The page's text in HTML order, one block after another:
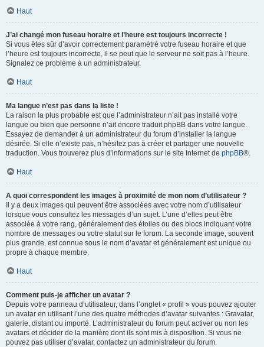
Haut
J’ai changé mon fuseau horaire et l’heure est toujours incorrecte !
Si vous êtes sûr d’avoir correctement paramétré votre fuseau horaire et que
l’heure est toujours incorrecte, il se peut que le serveur ne soit pas à l’heure.
Signalez ce problème à un administrateur.
Haut
Ma langue n’est pas dans la liste !
La raison la plus probable est que l’administrateur n’ait pas installé votre
langue ou bien que personne n’ait encore traduit phpBB dans votre langue.
Essayez de demander à un administrateur du forum d’installer la langue
désirée. Si elle n’existe pas, n’hésitez pas à créer et partager une nouvelle
traduction. Vous trouverez plus d’informations sur le site Internet de phpBB®.
Haut
A quoi correspondent les images à proximité de mon nom d’utilisateur ?
Il y a deux images qui peuvent être associées avec votre nom d’utilisateur
lorsque vous consultez les messages d’un sujet. L’une d’elles peut être
associée à votre rang, généralement des étoiles ou des blocs indiquant votre
nombre de messages ou votre statut sur le forum. La seconde image, souvent
plus grande, est connue sous le nom d’avatar et généralement est unique ou
propre à chaque membre.
Haut
Comment puis-je afficher un avatar ?
Depuis votre panneau d’utilisateur, dans l’onglet « profil » vous pouvez ajouter
un avatar en utilisant l’une des quatre méthodes d’avatar suivantes : Gravatar,
galerie, distant ou importé. L’administrateur du forum peut activer ou non les
avatars et décider de la manière dont ils sont mis à disposition. Si vous ne
pouvez pas utiliser d’avatar, contactez un administrateur du forum.